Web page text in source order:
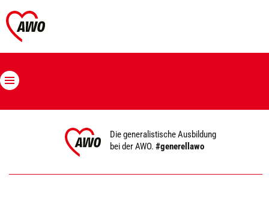
Die generalistische Ausbildung
bei der AWO.#generellawo